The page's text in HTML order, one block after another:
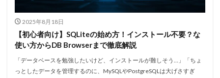
2025年8月18日
【初心者向け】SQLiteの始め方！インストール不要？な
使い方からDB Browserまで徹底解説
「データベースを勉強したいけど、インストールが難しそう…」「ちょ
っとしたデータを管理するのに、MySQLやPostgreSQLは大げさすぎ